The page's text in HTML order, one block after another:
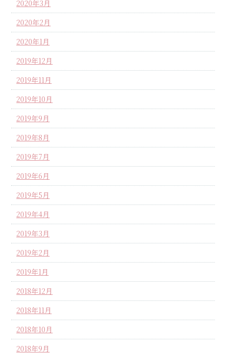
2020年3月
2020年2月
2020年1月
2019年12月
2019年11月
2019年10月
2019年9月
2019年8月
2019年7月
2019年6月
2019年5月
2019年4月
2019年3月
2019年2月
2019年1月
2018年12月
2018年11月
2018年10月
2018年9月